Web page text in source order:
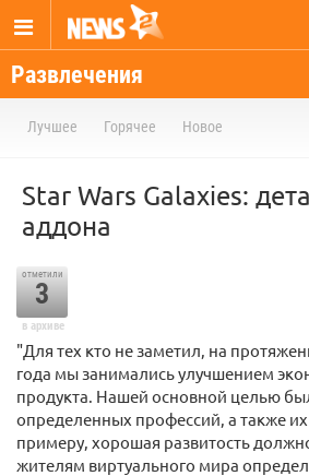
Развлечения
Лучшее Горячее Новое
Star Wars Galaxies:
аддона
отметили
3
в архиве
"Для тех кто не заметил, на
года мы занимались улучшением
продукта. Нашей основной целью
определенных профессий, а также
примеру, хорошая развитость
жителям виртуального мира